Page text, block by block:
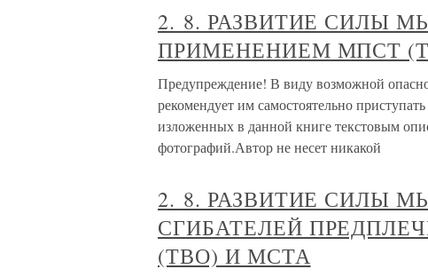
2. 8. РАЗВИТИЕ СИЛЫ
ПРИМЕНЕНИЕМ МПСТ
Предупреждение! В виду возможной
рекомендует им самостоятельно
изложенных в данной книге текстовым
фотографий.Автор не несет никакой
2. 8. РАЗВИТИЕ СИЛЫ
СГИБАТЕЛЕЙ
(ТВО) И МСТА